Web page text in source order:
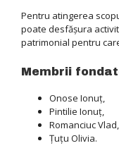
Pentru atingerea
poate desfăşura
patrimonial pentru
Membrii
Onose Ionuţ,
Pintilie Ionuţ,
Romanciuc Vlad,
Ţuţu Olivia.